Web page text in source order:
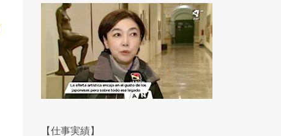
【仕事実績】